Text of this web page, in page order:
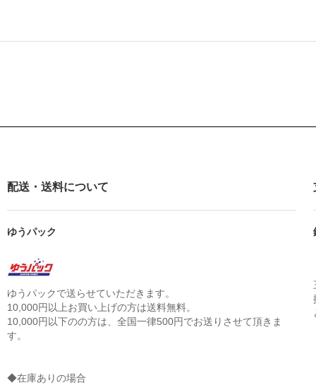
配送・送料について
ゆうパック
ゆうパックで送らせていただきます。
10,000円以上お買い上げの方は送料無料。
10,000円以下のの方は、全国一律500円でお送りさせて頂きま
す。
◆在庫ありの場合